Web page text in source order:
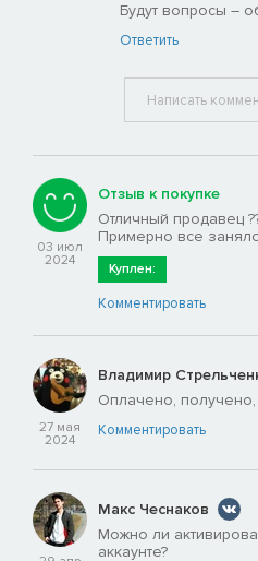
Будут вопросы –
Ответить
03 июл
2024
Отзыв к покупке
Отличный продавец
Примерно все
Куплен:
Комментировать
27 мая
2024
Владимир
Оплачено, получено,
Комментировать
Макс Чеснаков
Можно ли
аккаунте?